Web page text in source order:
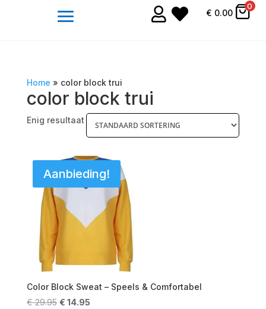
  € 0.00
0
Home » color block trui
color block trui
Enig resultaat
Aanbieding!
Color Block Sweat – Speels & Comfortabel
€29.95 Oorspronkelijke
€ 14.95Huidige